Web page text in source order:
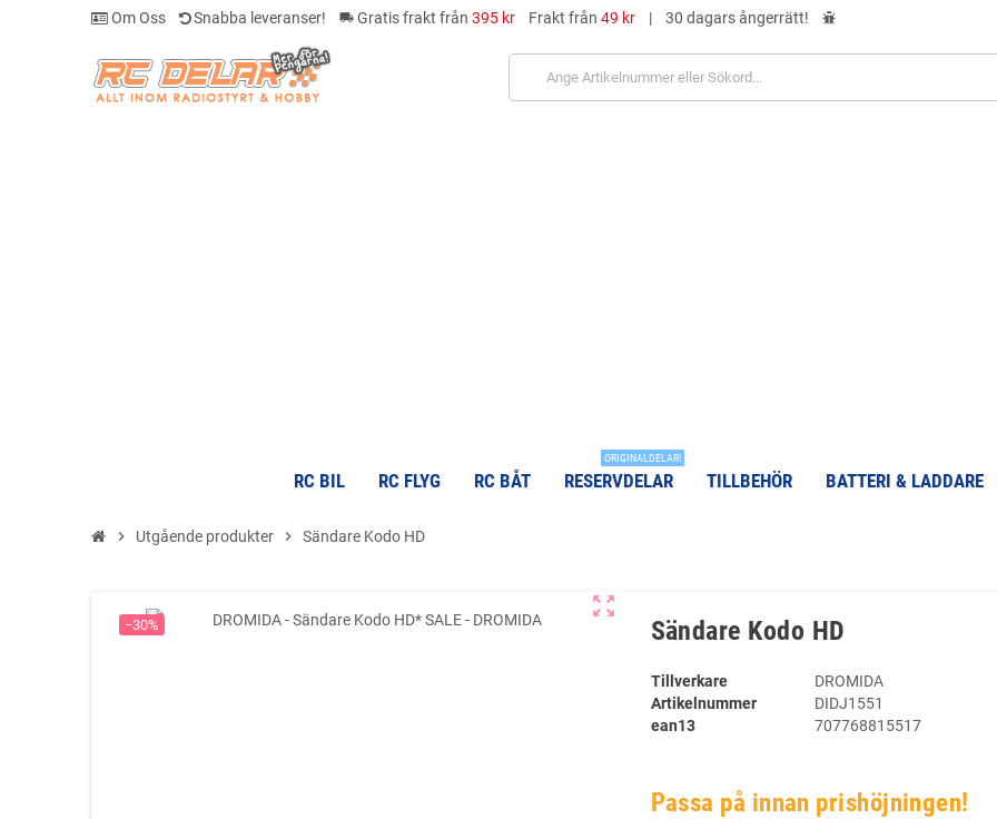
Om Oss Snabba leveranser! local_shipping Gratis frakt från 395 kr Frakt från 49 kr | 30 dagars ångerrätt!
RC BIL RC FLYG RC BÅT RESERVDELAR
ORIGINALDELAR!
TILLBEHÖR BATTERI & LADDARE
chevron_right Utgående produkter chevron_right Sändare Kodo HD
zoom_out_map
−30% Sändare Kodo HD
Tillverkare
DROMIDA
Artikelnummer
DIDJ1551
ean13
707768815517
Passa på innan prishöjningen!